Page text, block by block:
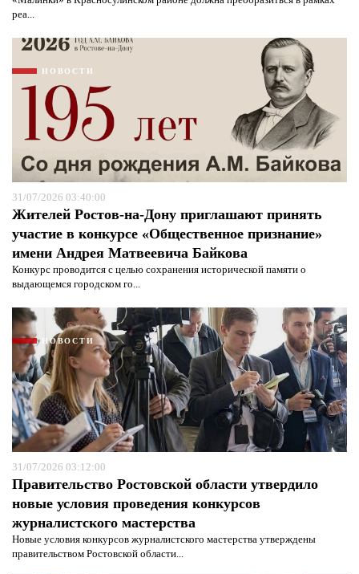
реа...
НОВОСТИ
31/07/2026 03:40:00
Жителей Ростов-на-Дону приглашают принять
участие в конкурсе «Общественное признание»
имени Андрея Матвеевича Байкова
Конкурс проводится с целью сохранения исторической памяти о
выдающемся городском го...
НОВОСТИ
31/07/2026 03:12:00
Правительство Ростовской области утвердило
новые условия проведения конкурсов
журналистского мастерства
Новые условия конкурсов журналистского мастерства утверждены
правительством Ростовской области...
Я согласен сполитикой конфиденциальности и
защиты информации*
Я согласен сполитикой конфиденциальности и
защиты информации*